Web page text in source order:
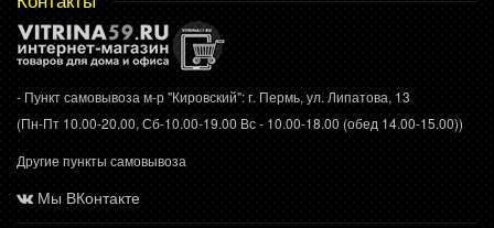
- Пункт самовывоза м-р "Кировский": г. Пермь, ул. Липатова, 13
(Пн-Пт 10.00-20.00, Сб-10.00-19.00 Вс - 10.00-18.00 (обед 14.00-15.00))
Другие пункты самовывоза
Мы ВКонтакте